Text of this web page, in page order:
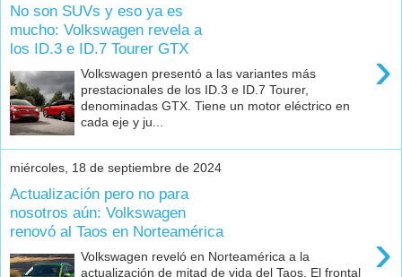
No son SUVs y eso ya es
mucho: Volkswagen revela a
los ID.3 e ID.7 Tourer GTX
›
Volkswagen presentó a las variantes más
prestacionales de los ID.3 e ID.7 Tourer,
denominadas GTX. Tiene un motor eléctrico en
cada eje y ju...
miércoles, 18 de septiembre de 2024
Actualización pero no para
nosotros aún: Volkswagen
renovó al Taos en Norteamérica
›
Volkswagen reveló en Norteamérica a la
actualización de mitad de vida del Taos. El frontal